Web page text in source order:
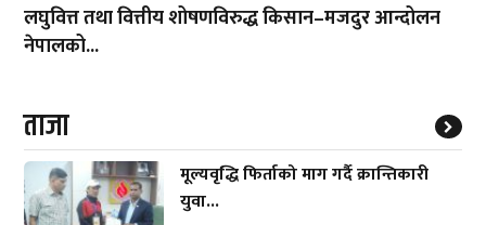
लघुवित्त तथा वित्तीय शोषणविरुद्ध किसान–मजदुर आन्दोलन
नेपालको...
ताजा
मूल्यवृद्धि फिर्ताको माग गर्दै क्रान्तिकारी
युवा...